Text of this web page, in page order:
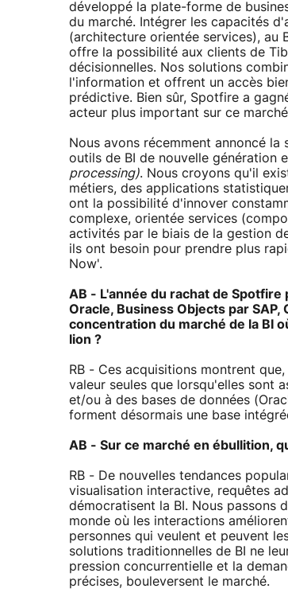
développé la plate-forme de
du marché. Intégrer les capacités
(architecture orientée services), au
offre la possibilité aux clients de
décisionnelles. Nos solutions
l'information et offrent un accès
prédictive. Bien sûr, Spotfire a
acteur plus important sur ce
Nous avons récemment annoncé
outils de BI de nouvelle génération
processing). Nous croyons qu'il
métiers, des applications
ont la possibilité d'innover
complexe, orientée services
activités par le biais de la gestion
ils ont besoin pour prendre plus
Now'.
AB - L'année du rachat de
Oracle, Business Objects par
concentration du marché de la BI
lion ?
RB - Ces acquisitions montrent
valeur seules que lorsqu'elles sont
et/ou à des bases de données
forment désormais une base
AB - Sur ce marché en ébullition,
RB - De nouvelles tendances
visualisation interactive, requêtes
démocratisent la BI. Nous passons
monde où les interactions
personnes qui veulent et peuvent
solutions traditionnelles de BI ne
pression concurrentielle et la
précises, bouleversent le marché.